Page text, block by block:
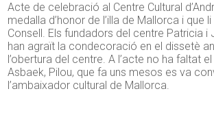
Acte de celebració al Centre Cultural
medalla d’honor de l’illa de Mallorca i que
Consell. Els fundadors del centre Patricia
han agraït la condecoració en el dissetè
l’obertura del centre. A l’acte no ha faltat
Asbaek, Pilou, que fa uns mesos es va
l’ambaixador cultural de Mallorca.